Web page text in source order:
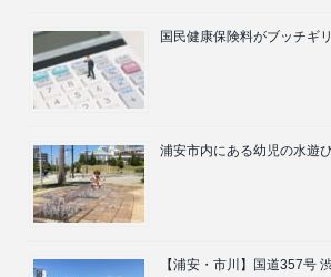
国民健康保険料がブッチギ
浦安市内にある幼児の水遊
【浦安・市川】国道357号